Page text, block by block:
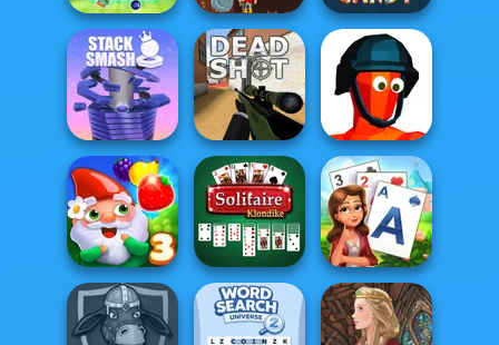
Forest Match
Gold Digger
FRVR
Find the Candy
Stack Smash Deadshot.io Funny Shooter